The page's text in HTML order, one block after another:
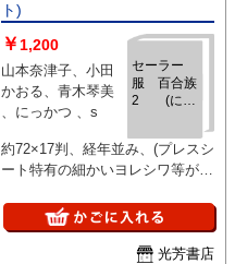
ト)
セーラー
服 百合族
2 (にっ
ポルノ プ
レスシー
ト)
￥ 1,200
山本奈津子、小田
かおる、青木琴美
、にっかつ 、s
約72×17判、経年並み、(プレスシ
ート特有の細かいヨレシワ等があ
め折れ染み等目立つ難がある場合
はご連絡いたします。
光芳書店